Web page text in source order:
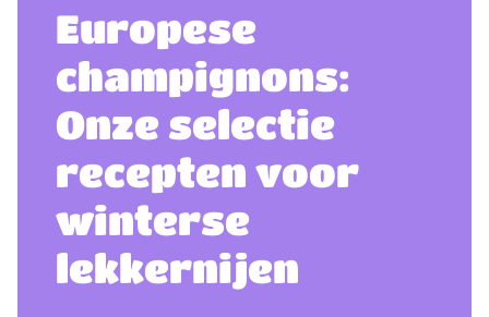
Europese
champignons:
Onze selectie
recepten voor
winterse
lekkernijen